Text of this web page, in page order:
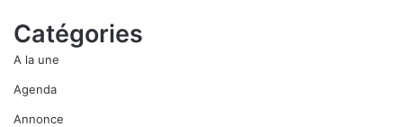
Catégories
A la une
Agenda
Annonce